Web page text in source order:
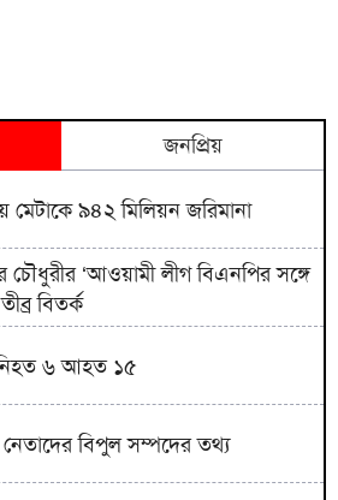
জনপ্রিয়
মেটাকে ৯৪২ মিলিয়ন জরিমানা
চৌধুরীর ‘আওয়ামী লীগ বিএনপির সঙ্গে
বিতর্ক
৬ আহত ১৫
বিপুল সম্পদের তথ্য